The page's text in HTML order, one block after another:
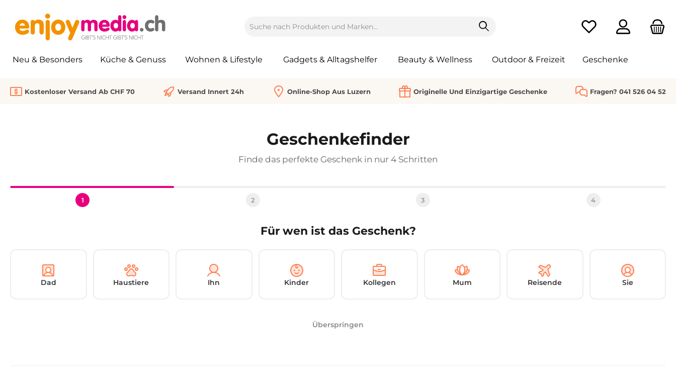
Du hast 0 Produkte
Neu & Besonders Küche & Genuss Wohnen & Lifestyle Gadgets & Alltagshelfer Beauty & Wellness Outdoor & Freizeit Geschenke
Kostenloser Versand Ab CHF 70 Versand Innert 24h Online-Shop Aus Luzern Originelle Und Einzigartige Geschenke Fragen? 041 526 04 52
Geschenkefinder
Finde das perfekte Geschenk in nur 4 Schritten
1 2 3 4
Für wen ist das Geschenk?
Dad Haustiere Ihn Kinder Kollegen Mum Reisende Sie
Überspringen